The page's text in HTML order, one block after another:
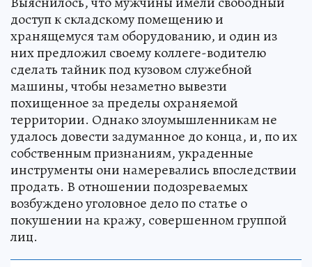
доступ к складскому помещению и
хранящемуся там оборудованию, и один из
них предложил своему коллеге-водителю
сделать тайник под кузовом служебной
машины, чтобы незаметно вывезти
похищенное за пределы охраняемой
территории. Однако злоумышленникам не
удалось довести задуманное до конца, и, по их
собственным признаниям, украденные
инструменты они намеревались впоследствии
продать. В отношении подозреваемых
возбуждено уголовное дело по статье о
покушении на кражу, совершенном группой
лиц.